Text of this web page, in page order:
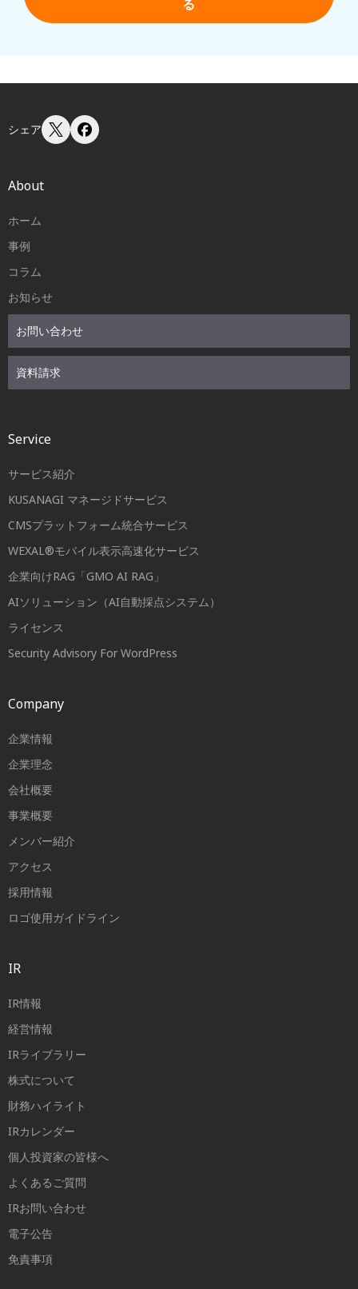
る
シェア
About
ホーム
事例
コラム
お知らせ
お問い合わせ
資料請求
Service
サービス紹介
KUSANAGI マネージドサービス
CMSプラットフォーム統合サービス
WEXAL®モバイル表示高速化サービス
企業向けRAG「GMO AI RAG」
AIソリューション（AI自動採点システム）
ライセンス
Security Advisory For WordPress
Company
企業情報
企業理念
会社概要
事業概要
メンバー紹介
アクセス
採用情報
ロゴ使用ガイドライン
IR
IR情報
経営情報
IRライブラリー
株式について
財務ハイライト
IRカレンダー
個人投資家の皆様へ
よくあるご質問
IRお問い合わせ
電子公告
免責事項